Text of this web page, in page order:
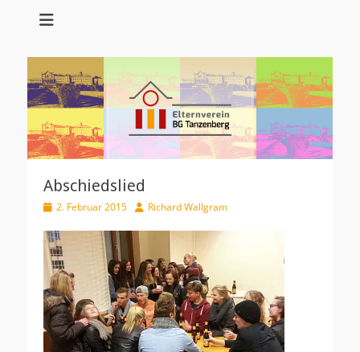
Tanzenberg
Abschiedslied
Veröffentlicht
2. Februar 2015 AutorRichard Wallgram